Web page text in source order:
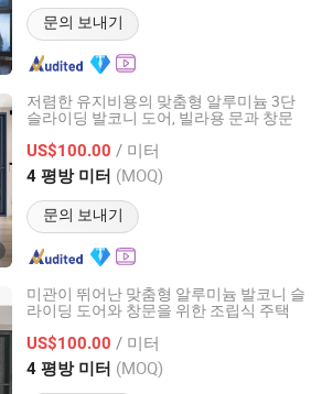
문의 보내기
저렴한 유지비용의 맞춤형 알루미늄 3단
슬라이딩 발코니 도어, 빌라용 문과 창문
US$100.00 / 미터
4 평방 미터 (MOQ)
문의 보내기
Industrial Co., Ltd.
이후 2026
미관이 뛰어난 맞춤형 알루미늄 발코니 슬
라이딩 도어와 창문을 위한 조립식 주택
US$100.00 / 미터
4 평방 미터 (MOQ)
Industrial Co., Ltd.
이후 2026